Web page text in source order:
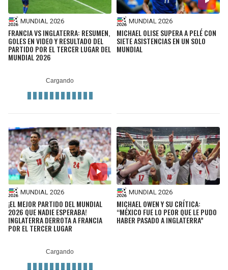
MUNDIAL 2026
FRANCIA VS INGLATERRA: RESUMEN,
GOLES EN VIDEO Y RESULTADO DEL
PARTIDO POR EL TERCER LUGAR DEL
MUNDIAL 2026
MUNDIAL 2026
MICHAEL OLISE SUPERA A PELÉ CON
SIETE ASISTENCIAS EN UN SOLO
MUNDIAL
MUNDIAL 2026
¡EL MEJOR PARTIDO DEL MUNDIAL
2026 QUE NADIE ESPERABA!
INGLATERRA DERROTA A FRANCIA
POR EL TERCER LUGAR
MUNDIAL 2026
MICHAEL OWEN Y SU CRÍTICA:
“MÉXICO FUE LO PEOR QUE LE PUDO
HABER PASADO A INGLATERRA”